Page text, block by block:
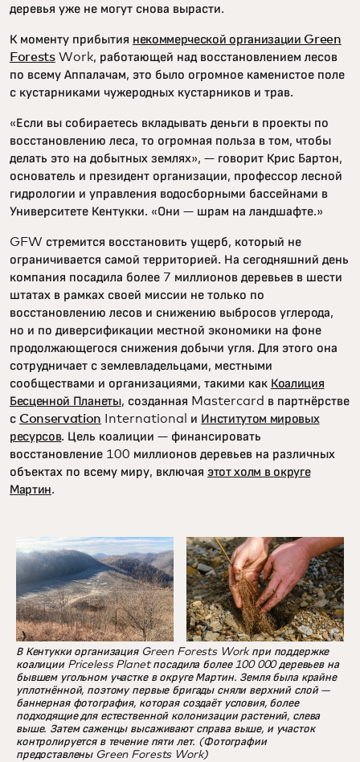
деревья уже не могут снова вырасти.
К моменту прибытия некоммерческой организации Green
ForestsWork, работающей над восстановлением лесов
по всему Аппалачам, это было огромное каменистое поле
с кустарниками чужеродных кустарников и трав.
«Если вы собираетесь вкладывать деньги в проекты по
восстановлению леса, то огромная польза в том, чтобы
делать это на добытных землях», — говорит Крис Бартон,
основатель и президент организации, профессор лесной
гидрологии и управления водосборными бассейнами в
Университете Кентукки. «Они — шрам на ландшафте.»
GFW стремится восстановить ущерб, который не
ограничивается самой территорией. На сегодняшний день
компания посадила более 7 миллионов деревьев в шести
штатах в рамках своей миссии не только по
восстановлению лесов и снижению выбросов углерода,
но и по диверсификации местной экономики на фоне
продолжающегося снижения добычи угля. Для этого она
сотрудничает с землевладельцами, местными
сообществами и организациями, такими как Коалиция
Бесценной Планеты, созданная Mastercard в партнёрстве
с Conservation International и Институтом мировых
ресурсов. Цель коалиции — финансировать
восстановление 100 миллионов деревьев на различных
объектах по всему миру, включая этот холм в округе
Мартин.
В Кентукки организация Green Forests Work при поддержке
коалиции Priceless Planet посадила более 100 000 деревьев на
бывшем угольном участке в округе Мартин. Земля была крайне
уплотнённой, поэтому первые бригады сняли верхний слой —
баннерная фотография, которая создаёт условия, более
подходящие для естественной колонизации растений, слева
выше. Затем саженцы высаживают справа выше, и участок
контролируется в течение пяти лет. (Фотографии
предоставлены Green Forests Work)